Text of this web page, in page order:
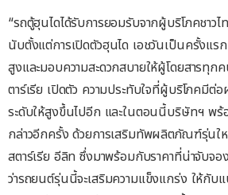
“รถตู้ฮุนไดได้รับการยอมรับจากผู้บริโภคชาว
นับตั้งแต่การเปิดตัวฮุนได เอชวันเป็นครั้งแ
สูงและมอบความสะดวกสบายให้ผู้โดยสารทุก
ตาร์เรีย เปิดตัว ความประทับใจที่ผู้บริโภคมีต่
ระดับให้สูงขึ้นไปอีก และในตอนนี้บริษัทฯ พร้
กล่าวอีกครั้ง ด้วยการเสริมทัพผลิตภัณฑ์รุ่นใ
สตาร์เรีย อีลิท ซึ่งมาพร้อมกับราคาที่น่าจับจอ
ว่ารถยนต์รุ่นนี้จะเสริมความแข็งแกร่ง ให้กับ